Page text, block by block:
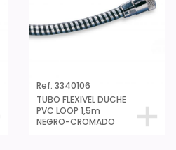
Ref. 3340106
TUBO FLEXIVEL DUCHE
PVC LOOP 1,5m
NEGRO-CROMADO